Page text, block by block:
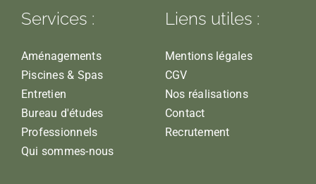
Services :
Aménagements
Piscines & Spas
Entretien
Bureau d'études
Professionnels
Qui sommes-nous
Liens utiles :
Mentions légales
CGV
Nos réalisations
Contact
Recrutement